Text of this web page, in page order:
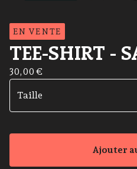
EN VENTE
TEE-SHIRT -
30,00 €
Ajouter